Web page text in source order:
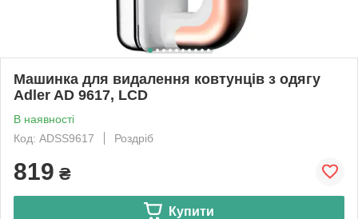
Машинка для видалення ковтунців з одягу
Adler AD 9617, LCD
В наявності
Код: ADSS9617
Роздріб
819 ₴
Купити